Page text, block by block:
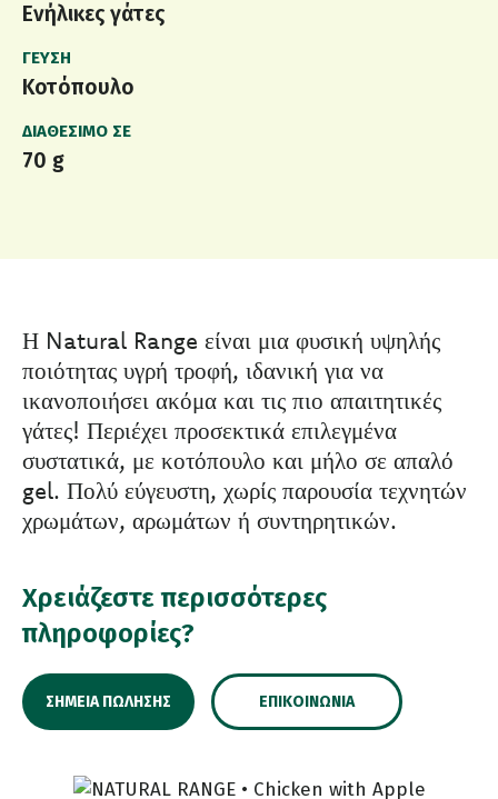
Ενήλικες γάτες
ΓΕΎΣΗ
Κοτόπουλο
ΔΙΑΘΈΣΙΜΟ ΣΕ
70 g
Η Natural Range είναι μια φυσική υψηλής
ποιότητας υγρή τροφή, ιδανική για να
ικανοποιήσει ακόμα και τις πιο απαιτητικές
γάτες! Περιέχει προσεκτικά επιλεγμένα
συστατικά, με κοτόπουλο και μήλο σε απαλό
gel. Πολύ εύγευστη, χωρίς παρουσία τεχνητών
χρωμάτων, αρωμάτων ή συντηρητικών.
Χρειάζεστε περισσότερες
πληροφορίες?
ΣΗΜΕΊΑ ΠΏΛΗΣΗΣ ΕΠΙΚΟΙΝΩΝΊΑ